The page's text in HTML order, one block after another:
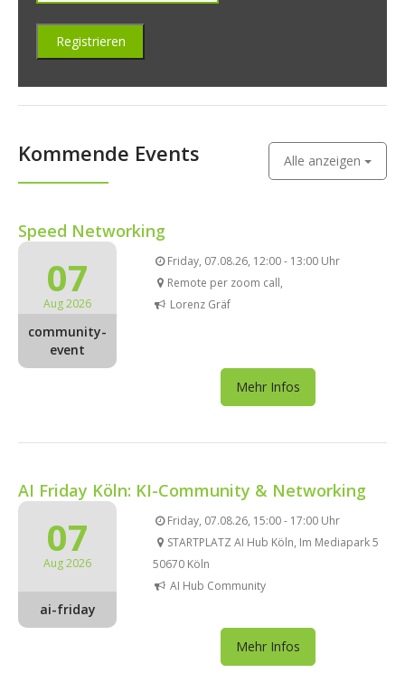
Kommende Events Alle anzeigen
Speed Networking
07
Aug 2026
community-
event
Friday, 07.08.26, 12:00 - 13:00 Uhr
Remote per zoom call,
Lorenz Gräf
Mehr Infos
AI Friday Köln: KI-Community & Networking
07
Aug 2026
ai-friday
Friday, 07.08.26, 15:00 - 17:00 Uhr
STARTPLATZ AI Hub Köln, Im Mediapark 5
50670 Köln
AI Hub Community
Mehr Infos